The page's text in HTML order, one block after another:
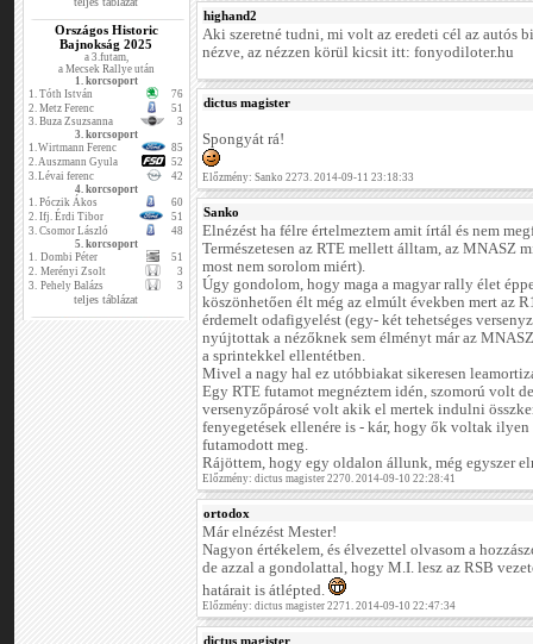
Országos Historic
Bajnokság 2025
a 3.futam,
a Mecsek Rallye után
1. korcsoport
1. Tóth István
76
2. Metz Ferenc
51
3. Buza Zsuzsanna
3
3. korcsoport
1.Wirtmann Ferenc
85
2.Auszmann Gyula
52
3.Lévai ferenc
42
4. korcsoport
1. Póczik Ákos
60
2. Ifj. Érdi Tibor
51
3. Csomor László
48
5. korcsoport
1. Dombi Péter
51
2. Merényi Zsolt
3
3. Pehely Balázs 3
teljes táblázat
highand2
Aki szeretné tudni, mi volt az eredeti cél az autós
nézve, az nézzen körül kicsit itt: fonyodiloter.hu
dictus magister
Spongyát rá!
Előzmény: Sanko 2273. 2014-09-11 23:18:33
Sanko
Elnézést ha félre értelmeztem amit írtál és nem
Természetesen az RTE mellett álltam, az MNASZ
most nem sorolom miért).
Úgy gondolom, hogy maga a magyar rally élet
köszönhetően élt még az elmúlt években mert az
érdemelt odafigyelést (egy- két tehetséges
nyújtottak a nézőknek sem élményt már az
a sprintekkel ellentétben.
Mivel a nagy hal ez utóbbiakat sikeresen
Egy RTE futamot megnéztem idén, szomorú volt
versenyzőpárosé volt akik el mertek indulni
fenyegetések ellenére is - kár, hogy ők voltak ilyen
futamodott meg.
Rájöttem, hogy egy oldalon állunk, még egyszer
Előzmény: dictus magister 2270. 2014-09-10 22:28:41
ortodox
Már elnézést Mester!
Nagyon értékelem, és élvezettel olvasom a
de azzal a gondolattal, hogy M.I. lesz az RSB
határait is átlépted.
Előzmény: dictus magister 2271. 2014-09-10 22:47:34
dictus magister